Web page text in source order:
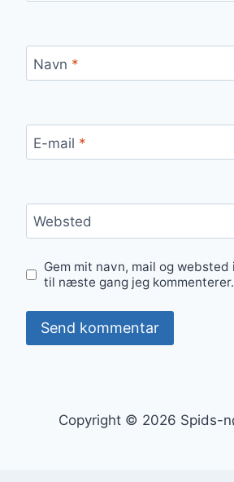
Navn *
E-mail *
Websted
Gem mit navn, mail og
til næste gang jeg kommenterer.
Copyright © 2026 Spids-